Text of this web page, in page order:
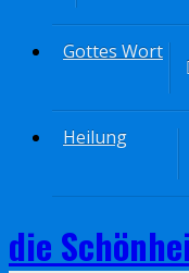
Gottes Wort
Heilung
die